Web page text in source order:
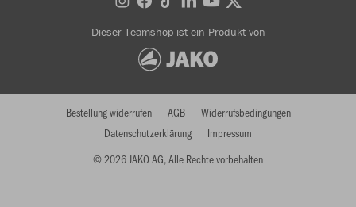
Dieser Teamshop ist ein Produkt von
© 2026 JAKO AG, Alle Rechte vorbehalten
Bestellung widerrufen AGB
Widerrufsbedingungen
Datenschutzerklärung
Impressum